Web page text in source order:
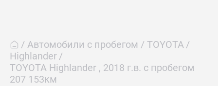
Автомобили с пробегом
TOYOTA
Highlander
TOYOTA Highlander , 2018 г.в. с пробегом
207 153км